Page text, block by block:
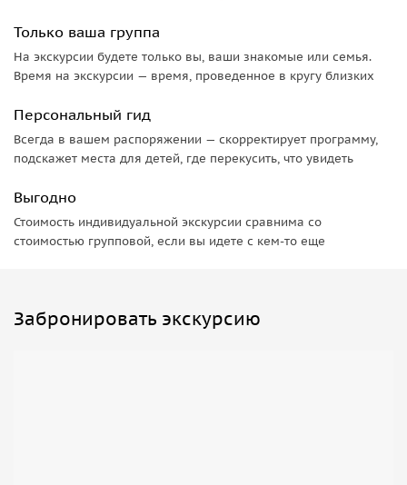
Только ваша группа
На экскурсии будете только вы, ваши знакомые или семья.
Время на экскурсии — время, проведенное в кругу близких
Персональный гид
Всегда в вашем распоряжении — скорректирует программу,
подскажет места для детей, где перекусить, что увидеть
Выгодно
Стоимость индивидуальной экскурсии сравнима со
стоимостью групповой, если вы идете с кем-то еще
Забронировать экскурсию